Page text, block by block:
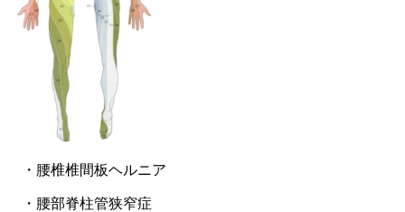
・腰椎椎間板ヘルニア
・腰部脊柱管狭窄症